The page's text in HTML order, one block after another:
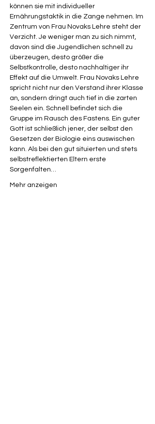
können sie mit individueller
Ernährungstaktik in die Zange nehmen. Im
Zentrum von Frau Novaks Lehre steht der
Verzicht. Je weniger man zu sich nimmt,
davon sind die Jugendlichen schnell zu
überzeugen, desto größer die
Selbstkontrolle, desto nachhaltiger ihr
Effekt auf die Umwelt. Frau Novaks Lehre
spricht nicht nur den Verstand ihrer Klasse
an, sondern dringt auch tief in die zarten
Seelen ein. Schnell befindet sich die
Gruppe im Rausch des Fastens. Ein guter
Gott ist schließlich jener, der selbst den
Gesetzen der Biologie eins auswischen
kann. Als bei den gut situierten und stets
selbstreflektierten Eltern erste
Sorgenfalten…
Mehr anzeigen